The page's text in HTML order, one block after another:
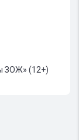
ЗОЖ» (12+)